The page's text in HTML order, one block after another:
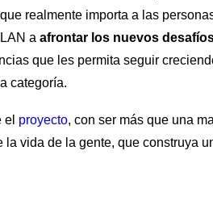
realmente importa a las
a afrontar los nuevos
que les permita seguir
categoría.
el proyecto, con ser más que una
la vida de la gente, que construya